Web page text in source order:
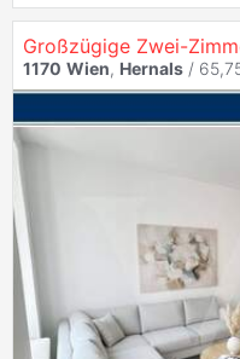
Großzügige Zwei-
1170 Wien, Hernals /